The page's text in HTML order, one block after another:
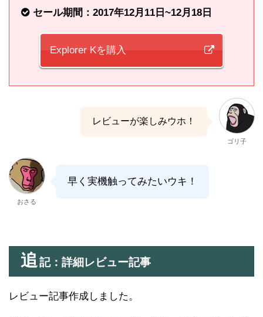
セール期間：2017年12月11日~12月18日
Explorer Kを購入
レビューが楽しみウホ！
ゴリ子
おさる
早く実機触ってみたいウキ！
追 記：詳細レビュー記事
レビュー記事作成しました。